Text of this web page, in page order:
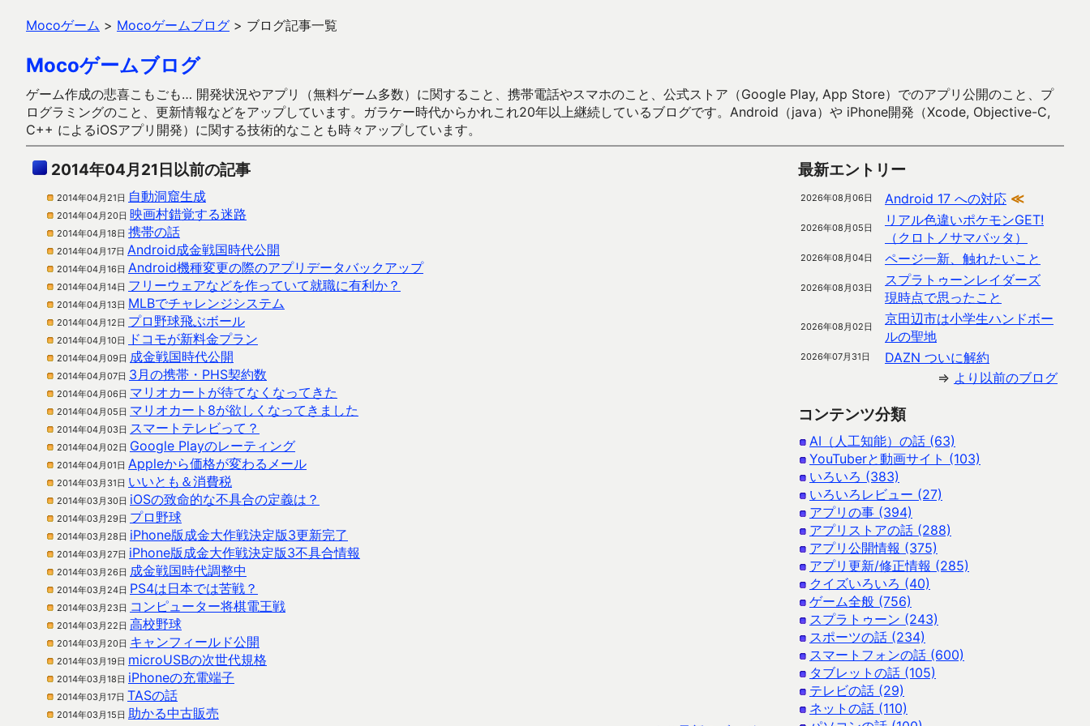
Mocoゲーム > Mocoゲームブログ > ブログ記事一覧
Mocoゲームブログ
ゲーム作成の悲喜こもごも… 開発状況やアプリ（無料ゲーム多数）に関すること、携帯電話やスマホのこと、公式ストア（Google Play, App Store）でのアプリ公開のこと、プ
ログラミングのこと、更新情報などをアップしています。ガラケー時代からかれこれ20年以上継続しているブログです。Android（java）や iPhone開発（Xcode, Objective-C,
C++ によるiOSアプリ開発）に関する技術的なことも時々アップしています。
2014年04月21日以前の記事
2014年04月21日 自動洞窟生成
2014年04月20日 映画村錯覚する迷路
2014年04月18日 携帯の話
2014年04月17日 Android成金戦国時代公開
2014年04月16日 Android機種変更の際のアプリデータバックアップ
2014年04月14日 フリーウェアなどを作っていて就職に有利か？
2014年04月13日 MLBでチャレンジシステム
2014年04月12日 プロ野球飛ぶボール
2014年04月10日 ドコモが新料金プラン
2014年04月09日 成金戦国時代公開
2014年04月07日 3月の携帯・PHS契約数
2014年04月06日 マリオカートが待てなくなってきた
2014年04月05日 マリオカート8が欲しくなってきました
2014年04月03日 スマートテレビって？
2014年04月02日 Google Playのレーティング
2014年04月01日 Appleから価格が変わるメール
2014年03月31日 いいとも＆消費税
2014年03月30日 iOSの致命的な不具合の定義は？
2014年03月29日 プロ野球
2014年03月28日 iPhone版成金大作戦決定版3更新完了
2014年03月27日 iPhone版成金大作戦決定版3不具合情報
2014年03月26日 成金戦国時代調整中
2014年03月24日 PS4は日本では苦戦？
2014年03月23日 コンピューター将棋電王戦
2014年03月22日 高校野球
2014年03月20日 キャンフィールド公開
2014年03月19日 microUSBの次世代規格
2014年03月18日 iPhoneの充電端子
2014年03月17日 TASの話
2014年03月15日 助かる中古販売
最新エントリー
2026年08月06日 Android 17 への対応 ≪
2026年08月05日
リアル色違いポケモンGET!
（クロトノサマバッタ）
2026年08月04日 ページ一新、触れたいこと
2026年08月03日
スプラトゥーンレイダーズ
現時点で思ったこと
2026年08月02日
京田辺市は小学生ハンドボー
ルの聖地
2026年07月31日
DAZN ついに解約
⇒ より以前のブログ
コンテンツ分類
AI（人工知能）の話 (63)
YouTuberと動画サイト (103)
いろいろ (383)
いろいろレビュー (27)
アプリの事 (394)
アプリストアの話 (288)
アプリ公開情報 (375)
アプリ更新/修正情報 (285)
クイズいろいろ (40)
ゲーム全般 (756)
スプラトゥーン (243)
スポーツの話 (234)
スマートフォンの話 (600)
タブレットの話 (105)
テレビの話 (29)
ネットの話 (110)